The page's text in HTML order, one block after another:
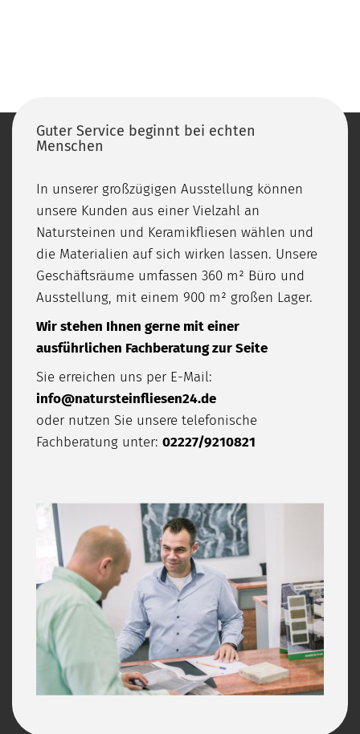
Guter Service beginnt bei echten
Menschen
In unserer großzügigen Ausstellung können
unsere Kunden aus einer Vielzahl an
Natursteinen und Keramikfliesen wählen und
die Materialien auf sich wirken lassen. Unsere
Geschäftsräume umfassen 360 m² Büro und
Ausstellung, mit einem 900 m² großen Lager.
Wir stehen Ihnen gerne mit einer
ausführlichen Fachberatung zur Seite
Sie erreichen uns per E-Mail:
info@natursteinfliesen24.de
oder nutzen Sie unsere telefonische
Fachberatung unter: 02227/9210821